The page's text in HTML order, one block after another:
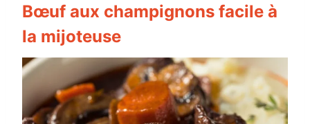
Bœuf aux champignons facile à
la mijoteuse